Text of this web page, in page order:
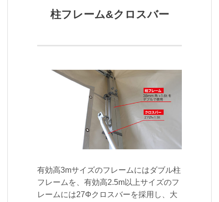
柱フレーム&クロスバー
有効高3mサイズのフレームにはダブル柱
フレームを、有効高2.5m以上サイズのフ
レームには27Φクロスバーを採用し、大